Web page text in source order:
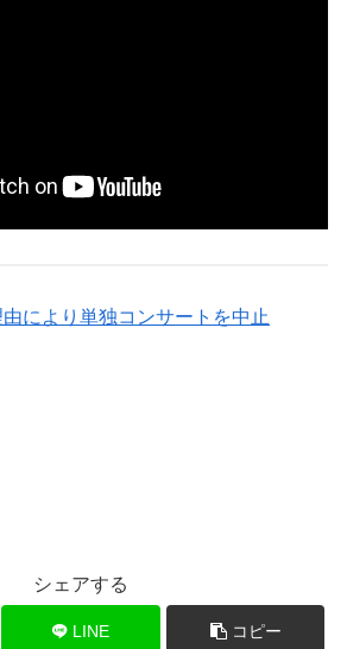
により単独コンサートを中止
シェアする
LINE コピー